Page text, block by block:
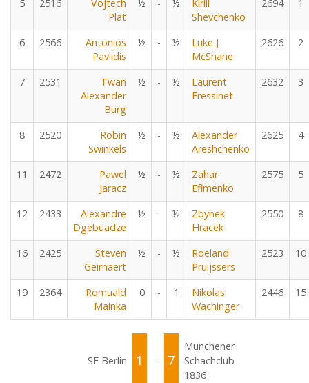
5 2516
Vojtech
Plat
½ - ½
Kirill
Shevchenko
2694 1
6 2566
Antonios
Pavlidis
½ - ½
Luke J
McShane
2626 2
7 2531
Twan
Alexander
Burg
½ - ½
Laurent
Fressinet
2632 3
8 2520
Robin
Swinkels
½ - ½
Alexander
Areshchenko
2625 4
11 2472
Pawel
Jaracz
½ - ½
Zahar
Efimenko
2575 5
12 2433
Alexandre
Dgebuadze
½ - ½
Zbynek
Hracek
2550 8
16 2425
Steven
Geirnaert
½ - ½
Roeland
Pruijssers
2523 10
19 2364
Romuald
Mainka
0 - 1
Nikolas
Wachinger
2446 15
SF Berlin 1 - 7
Münchener
Schachclub
1836